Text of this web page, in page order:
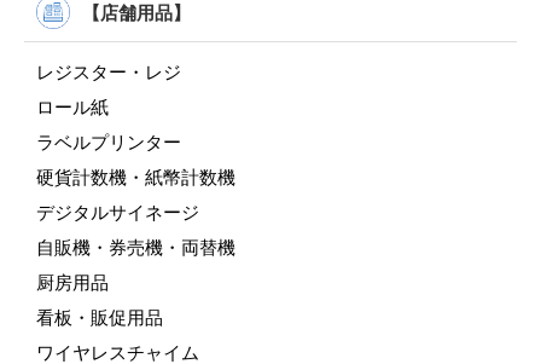
【店舗用品】
レジスター・レジ
ロール紙
ラベルプリンター
硬貨計数機・紙幣計数機
デジタルサイネージ
自販機・券売機・両替機
厨房用品
看板・販促用品
ワイヤレスチャイム